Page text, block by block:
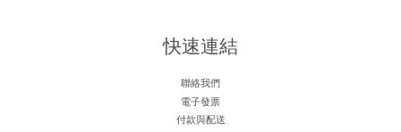
快速連結
聯絡我們
電子發票
付款與配送